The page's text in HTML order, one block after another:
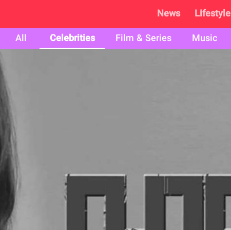
News Lifestyle
All
Celebrities Film & Series Music